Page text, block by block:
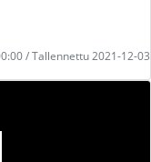
/ Tallennettu 2021-12-03